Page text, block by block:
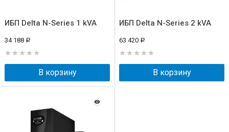
ИБП Delta N-Series 1 kVA
34 188 Р
В корзину
ИБП Delta N-Series 2 kVA
63 420 Р
В корзину